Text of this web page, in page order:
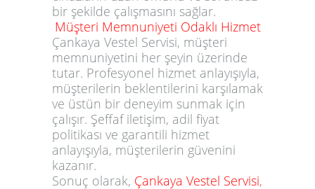
bir şekilde çalışmasını sağlar.
Müşteri Memnuniyeti Odaklı Hizmet
Çankaya Vestel Servisi, müşteri
memnuniyetini her şeyin üzerinde
tutar. Profesyonel hizmet anlayışıyla,
müşterilerin beklentilerini karşılamak
ve üstün bir deneyim sunmak için
çalışır. Şeffaf iletişim, adil fiyat
politikası ve garantili hizmet
anlayışıyla, müşterilerin güvenini
kazanır.
Sonuç olarak, Çankaya Vestel Servisi,